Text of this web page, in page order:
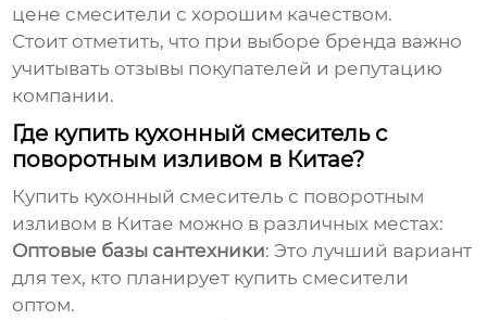
цене смесители с хорошим качеством.
Стоит отметить, что при выборе бренда важно
учитывать отзывы покупателей и репутацию
компании.
Где купить кухонный смеситель с
поворотным изливом в Китае?
Купить кухонный смеситель с поворотным
изливом в Китае можно в различных местах:
Оптовые базы сантехники: Это лучший вариант
для тех, кто планирует купить смесители
оптом.